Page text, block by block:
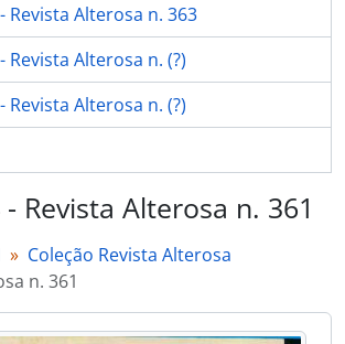
Revista Alterosa n. 363
Revista Alterosa n. (?)
Revista Alterosa n. (?)
Revista Alterosa n. 361
Coleção Revista Alterosa
n. 361